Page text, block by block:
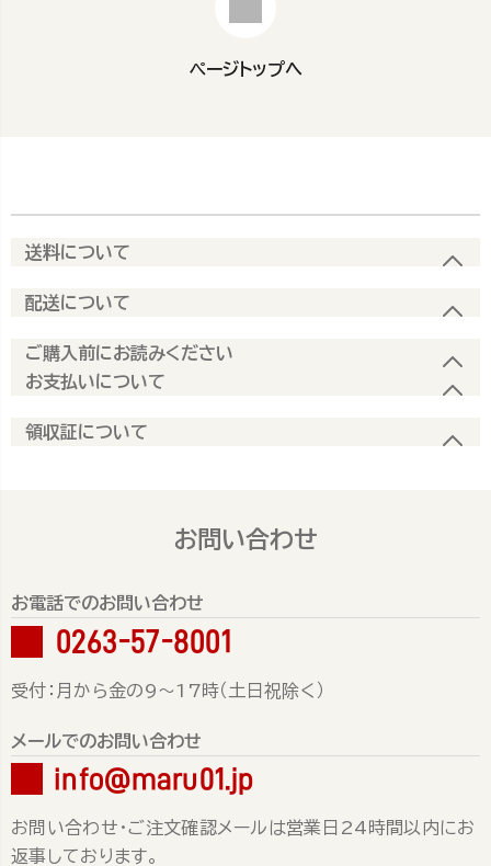
ページトップへ
送料について
配送について
ご購入前にお読みください
お支払いについて
領収証について
お問い合わせ
お電話でのお問い合わせ
0263-57-8001
受付：月から金の9～17時（土日祝除く）
メールでのお問い合わせ
info@maru01.jp
お問い合わせ・ご注文確認メールは営業日24時間以内にお
返事しております。